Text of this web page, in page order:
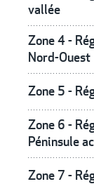
vallée
Zone 4 -
Nord-Ouest
Zone 5 -
Zone 6 -
Péninsule
Zone 7 -